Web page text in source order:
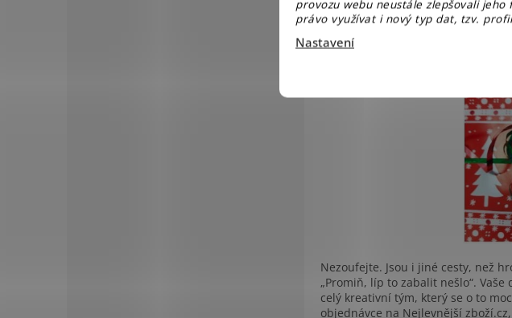
provozu webu neustále zlepšovali
právo využívat i nový typ dat, tzv.
Nastavení
Nezoufejte. Jsou i jiné cesty, než
„Promiň, líp to zabalit nešlo“.
celý kreativní tým, který se o to
objednávce na Nejlevnější